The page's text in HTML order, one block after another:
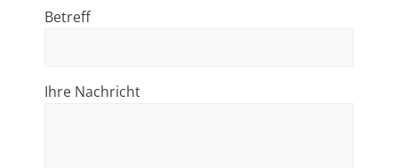
Betreff
Ihre Nachricht